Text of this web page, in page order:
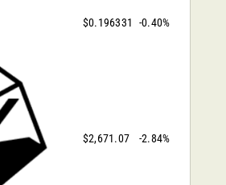
$0.196331 -0.40%
$2,671.07 -2.84%